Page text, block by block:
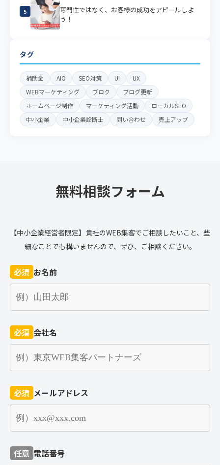
5
専門性ではなく、お客様の成功をアピールしよ
う！
タグ
補助金 AIO SEO対策 UI
UX
WEBマーケティング
ブロク
ブログ更新
ホームページ制作
マーケティング活動
ローカルSEO
中小企業
中小企業診断士 問い合わせ 売上アップ
無料相談フォーム
【中小企業経営者限定】貴社のWEB集客でご相談したいこと、些
細なことでも構いませんので、ぜひ、ご相談ください。
必須 お名前
必須 会社名
必須 メールアドレス
任意 電話番号